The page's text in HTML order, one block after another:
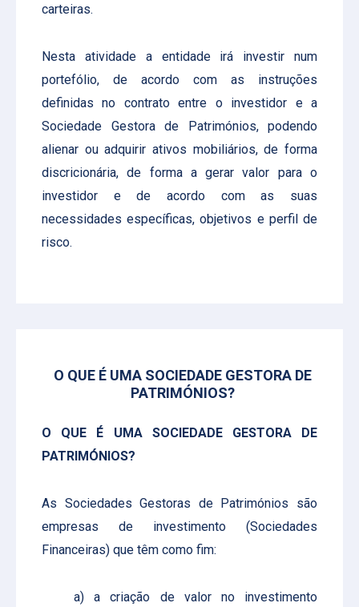
carteiras.
Nesta atividade a entidade irá investir num
portefólio, de acordo com as instruções
definidas no contrato entre o investidor e a
Sociedade Gestora de Patrimónios, podendo
alienar ou adquirir ativos mobiliários, de forma
discricionária, de forma a gerar valor para o
investidor e de acordo com as suas
necessidades específicas, objetivos e perfil de
risco.
O QUE É UMA SOCIEDADE GESTORA DE
PATRIMÓNIOS?
O QUE É UMA SOCIEDADE GESTORA DE
PATRIMÓNIOS?
As Sociedades Gestoras de Patrimónios são
empresas de investimento (Sociedades
Financeiras) que têm como fim:
a) a criação de valor no investimento